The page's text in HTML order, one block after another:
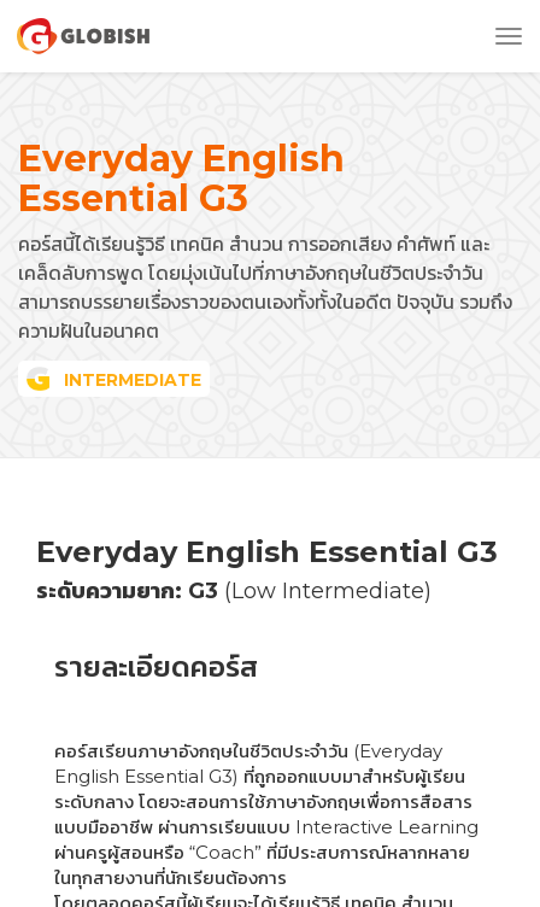
Everyday English
Essential G3
คอร์สนี้ได้เรียนรู้วิธี เทคนิค สำนวน การออกเสียง คำศัพท์ และ
เคล็ดลับการพูด โดยมุ่งเน้นไปที่ภาษาอังกฤษในชีวิตประจำวัน
สามารถบรรยายเรื่องราวของตนเองทั้งทั้งในอดีต ปัจจุบัน รวมถึง
ความฝันในอนาคต
INTERMEDIATE
Everyday English Essential G3
ระดับความยาก: G3 (Low Intermediate)
รายละเอียดคอร์ส
คอร์สเรียนภาษาอังกฤษในชีวิตประจำวัน (Everyday
English Essential G3) ที่ถูกออกแบบมาสำหรับผู้เรียน
ระดับกลาง โดยจะสอนการใช้ภาษาอังกฤษเพื่อการสือสาร
แบบมืออาชีพ ผ่านการเรียนแบบ Interactive Learning
ผ่านครูผู้สอนหรือ “Coach” ที่มีประสบการณ์หลากหลาย
ในทุกสายงานที่นักเรียนต้องการ